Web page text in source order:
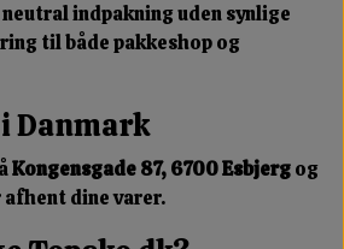
indpakning uden synlige
til både pakkeshop og
Danmark
Kongensgade 87, 6700 Esbjergog
dine varer.